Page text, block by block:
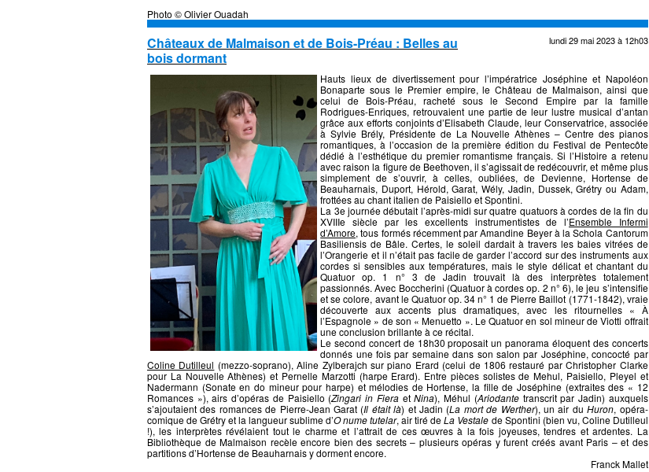
Photo © Olivier Ouadah
Châteaux de Malmaison et de Bois-Préau : Belles au
bois dormant
lundi 29 mai 2023 à 12h03
Hauts lieux de divertissement pour l’impératrice Joséphine et Napoléon
Bonaparte sous le Premier empire, le Château de Malmaison, ainsi que
celui de Bois-Préau, racheté sous le Second Empire par la famille
Rodrigues-Enriques, retrouvaient une partie de leur lustre musical d’antan
grâce aux efforts conjoints d’Elisabeth Claude, leur Conservatrice, associée
à Sylvie Brély, Présidente de La Nouvelle Athènes – Centre des pianos
romantiques, à l’occasion de la première édition du Festival de Pentecôte
dédié à l’esthétique du premier romantisme français. Si l’Histoire a retenu
avec raison la figure de Beethoven, il s’agissait de redécouvrir, et même plus
simplement de s’ouvrir, à celles, oubliées, de Devienne, Hortense de
Beauharnais, Duport, Hérold, Garat, Wély, Jadin, Dussek, Grétry ou Adam,
frottées au chant italien de Paisiello et Spontini.
La 3e journée débutait l’après-midi sur quatre quatuors à cordes de la fin du
XVIIIe siècle par les excellents instrumentistes de l’Ensemble Infermi
d’Amore, tous formés récemment par Amandine Beyer à la Schola Cantorum
Basiliensis de Bâle. Certes, le soleil dardait à travers les baies vitrées de
l’Orangerie et il n’était pas facile de garder l’accord sur des instruments aux
cordes si sensibles aux températures, mais le style délicat et chantant du
Quatuor op. 1 n° 3 de Jadin trouvait là des interprètes totalement
passionnés. Avec Boccherini (Quatuor à cordes op. 2 n° 6), le jeu s’intensifie
et se colore, avant le Quatuor op. 34 n° 1 de Pierre Baillot (1771-1842), vraie
découverte aux accents plus dramatiques, avec les ritournelles « À
l’Espagnole » de son « Menuetto ». Le Quatuor en sol mineur de Viotti offrait
une conclusion brillante à ce récital.
Le second concert de 18h30 proposait un panorama éloquent des concerts
donnés une fois par semaine dans son salon par Joséphine, concocté par
Coline Dutilleul (mezzo-soprano), Aline Zylberajch sur piano Erard (celui de 1806 restauré par Christopher Clarke
pour La Nouvelle Athènes) et Pernelle Marzotti (harpe Erard). Entre pièces solistes de Mehul, Paisiello, Pleyel et
Nadermann (Sonate en do mineur pour harpe) et mélodies de Hortense, la fille de Joséphine (extraites des « 12
Romances »), airs d’opéras de Paisiello (Zingari in FieraetNina), Méhul (Ariodantetranscrit par Jadin) auxquels
s’ajoutaient des romances de Pierre-Jean Garat (Il était là) et Jadin (La mort de Werther), un air duHuron, opéra-
comique de Grétry et la langueur sublime d’O nume tutelar, air tiré deLa Vestale de Spontini (bien vu, Coline Dutilleul
!), les interprètes révélaient tout le charme et l’attrait de ces œuvres à la fois joyeuses, tendres et ardentes. La
Bibliothèque de Malmaison recèle encore bien des secrets – plusieurs opéras y furent créés avant Paris – et des
partitions d’Hortense de Beauharnais y dorment encore.
Franck Mallet